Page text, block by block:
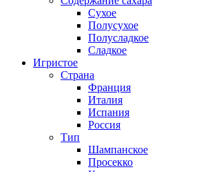
Сухое
Полусухое
Полусладкое
Сладкое
Игристое
Страна
Франция
Италия
Испания
Россия
Тип
Шампанское
Просекко